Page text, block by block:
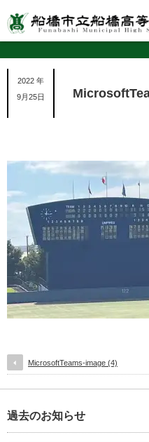
2022 年
9月25日
MicrosoftTeams-image (4)
過去のお知らせ